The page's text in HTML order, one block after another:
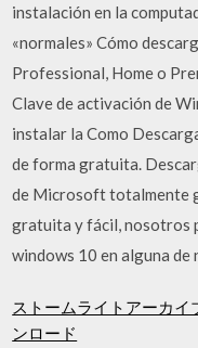
instalación en la
«normales» Cómo
Professional, Home o
Clave de activación de
instalar la Como
de forma gratuita.
de Microsoft totalmente
gratuita y fácil, nosotros
windows 10 en alguna de
ストームライトアーカ
ンロード